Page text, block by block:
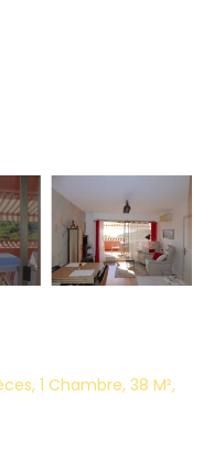
1 Chambre, 38 M²,